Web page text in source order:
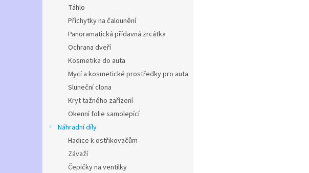
Táhlo
Příchytky na čalounění
Panoramatická přídavná zrcátka
Ochrana dveří
Kosmetika do auta
Mycí a kosmetické prostředky pro auta
Sluneční clona
Kryt tažného zařízení
Okenní folie samolepící
Náhradní díly
Hadice k ostřikovačům
Závaží
Čepičky na ventilky